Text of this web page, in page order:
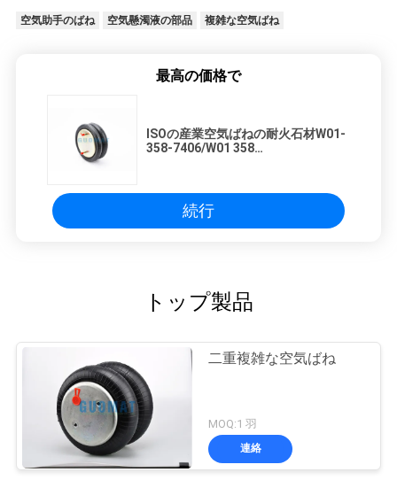
空気助手のばね 空気懸濁液の部品 複雑な空気ばね
最高の価格で
ISOの産業空気ばねの耐火石材W01-
358-7406/W01 358
続行
トップ製品
二重複雑な空気ばね
MOQ:1 羽
連絡